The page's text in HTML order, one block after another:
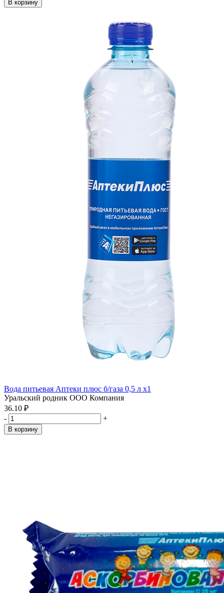
В корзину
Вода питьевая Аптеки плюс б/газа 0,5 л x1
Уральский родник ООО Компания
36.10 ₽
-
+
В корзину